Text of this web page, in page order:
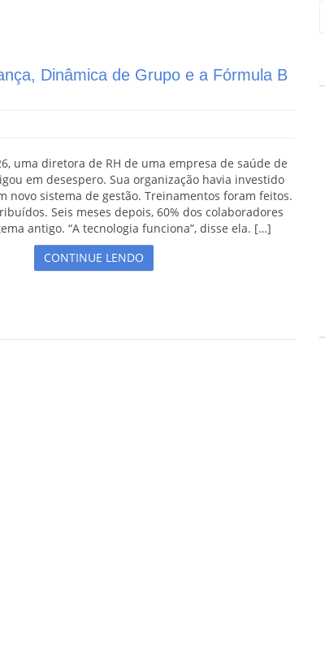
Dinâmica de Grupo e a Fórmula B
uma diretora de RH de uma empresa de saúde de
em desespero. Sua organização havia investido
novo sistema de gestão. Treinamentos foram feitos.
Seis meses depois, 60% dos colaboradores
antigo. “A tecnologia funciona”, disse ela. […]
CONTINUE LENDO